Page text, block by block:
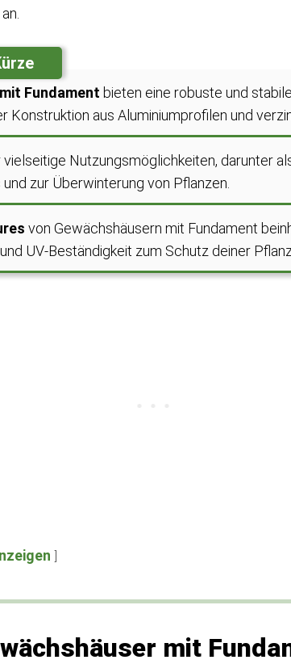
an.
Fundament bieten eine robuste und
Konstruktion aus Aluminiumprofilen und
vielseitige Nutzungsmöglichkeiten, darunter
zur Überwinterung von Pflanzen.
von Gewächshäusern mit Fundament
UV-Beständigkeit zum Schutz deiner
mit